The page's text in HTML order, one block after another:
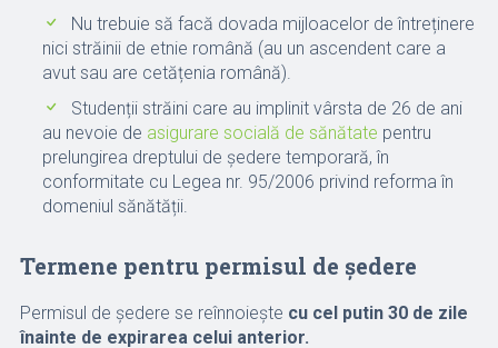
Nu trebuie să facă dovada mijloacelor de întreținere
nici străinii de etnie română (au un ascendent care a
avut sau are cetățenia română).
Studenții străini care au implinit vârsta de 26 de ani
au nevoie de asigurare socială de sănătate pentru
prelungirea dreptului de ședere temporară, în
conformitate cu Legea nr. 95/2006 privind reforma în
domeniul sănătății.
Termene pentru permisul de ședere
Permisul de ședere se reînnoiește cu cel putin 30 de zile
înainte de expirarea celui anterior.